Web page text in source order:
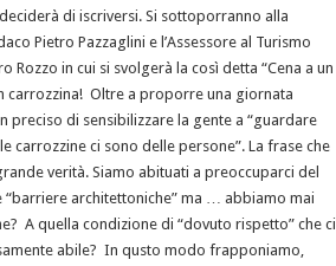
di iscriversi. Si sottoporranno alla
Pietro Pazzaglini e l’Assessore al Turismo
Rozzo in cui si svolgerà la così detta “Cena a un
carrozzina! Oltre a proporre una giornata
preciso di sensibilizzare la gente a “guardare
carrozzine ci sono delle persone”. La frase che
verità. Siamo abituati a preoccuparci del
architettoniche” ma … abbiamo mai
A quella condizione di “dovuto rispetto” che ci
abile? In qusto modo frapponiamo,